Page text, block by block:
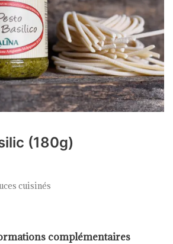
(180g)
cuisinés
complémentaires